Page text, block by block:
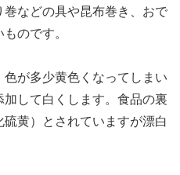
などの具や昆布巻き、おで
のです。
が多少黄色くなってしまい
して白くします。食品の裏
黄）とされていますが漂白